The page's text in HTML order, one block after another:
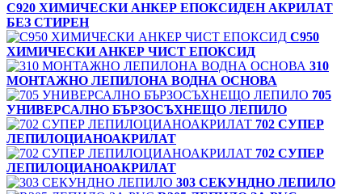
C920 ХИМИЧЕСКИ АНКЕР ЕПОКСИДЕН АКРИЛАТ
БЕЗ СТИРЕН
C950
ХИМИЧЕСКИ АНКЕР ЧИСТ ЕПОКСИД
310
МОНТАЖНО ЛЕПИЛОНА ВОДНА ОСНОВА
705
УНИВЕРСАЛНО БЪРЗОСЪХНЕЩО ЛЕПИЛО
702 СУПЕР
ЛЕПИЛОЦИАНОАКРИЛАТ
702 СУПЕР
ЛЕПИЛОЦИАНОАКРИЛАТ
303 СЕКУНДНО ЛЕПИЛО